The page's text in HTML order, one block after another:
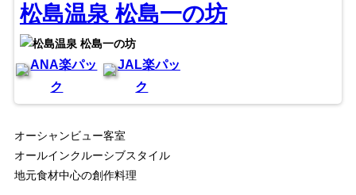
松島温泉 松島一の坊
ANA楽パッ
ク
JAL楽パッ
ク
オーシャンビュー客室
オールインクルーシブスタイル
地元食材中心の創作料理